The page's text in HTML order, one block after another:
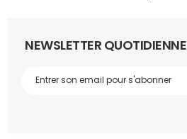
NEWSLETTER QUOTIDIENNE